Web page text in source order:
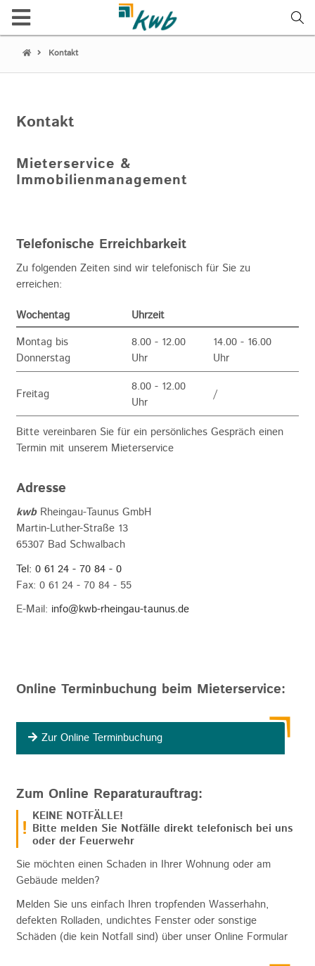
Kontakt
Kontakt
Mieterservice &
Immobilienmanagement
Telefonische Erreichbarkeit
Zu folgenden Zeiten sind wir telefonisch für Sie zu
erreichen:
Wochentag
Uhrzeit
Montag bis
Donnerstag
8.00 - 12.00
Uhr
14.00 - 16.00
Uhr
Freitag
8.00 - 12.00
Uhr
/
Bitte vereinbaren Sie für ein persönliches Gespräch einen
Termin mit unserem Mieterservice
Adresse
kwbRheingau-Taunus GmbH
Martin-Luther-Straße 13
65307 Bad Schwalbach
Tel: 0 61 24 - 70 84 - 0
Fax: 0 61 24 - 70 84 - 55
E-Mail: info@kwb-rheingau-taunus.de
Online Terminbuchung beim Mieterservice:
Zur Online Terminbuchung
Zum Online Reparaturauftrag:
KEINE NOTFÄLLE!
Bitte melden Sie Notfälle direkt telefonisch bei uns
oder der Feuerwehr
Sie möchten einen Schaden in Ihrer Wohnung oder am
Gebäude melden?
Melden Sie uns einfach Ihren tropfenden Wasserhahn,
defekten Rolladen, undichtes Fenster oder sonstige
Schäden (die kein Notfall sind) über unser Online Formular